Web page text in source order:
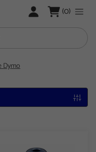
LOGARE (0)
Dymo
Aparat etichetat Dymo